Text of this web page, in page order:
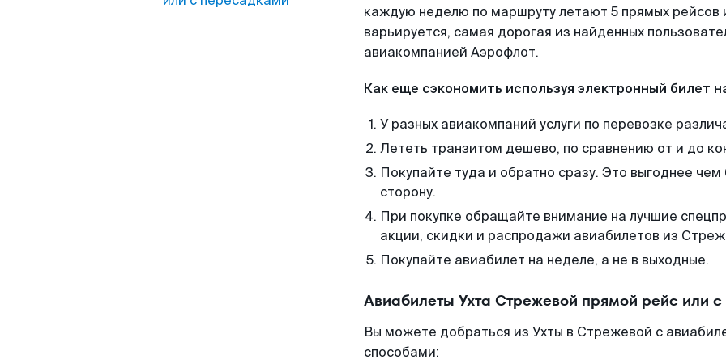
каждую неделю по маршруту летают 5 прямых рейсов
варьируется, самая дорогая из найденных
авиакомпанией Аэрофлот.
Как еще сэкономить используя электронный билет
У разных авиакомпаний услуги по перевозке
Лететь транзитом дешево, по сравнению от и до
Покупайте туда и обратно сразу. Это выгоднее
сторону.
При покупке обращайте внимание на лучшие
акции, скидки и распродажи авиабилетов из
Покупайте авиабилет на неделе, а не в выходные.
Авиабилеты Ухта Стрежевой прямой рейс или
Вы можете добраться из Ухты в Стрежевой с
способами: